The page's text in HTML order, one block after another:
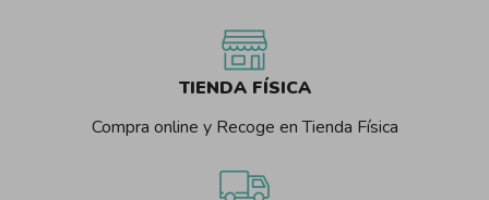
TIENDA FÍSICA
Compra online y Recoge en Tienda Física